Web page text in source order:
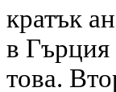
кратък
в Гърция
това.